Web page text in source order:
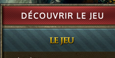
DÉCOUVRIR LE JEU